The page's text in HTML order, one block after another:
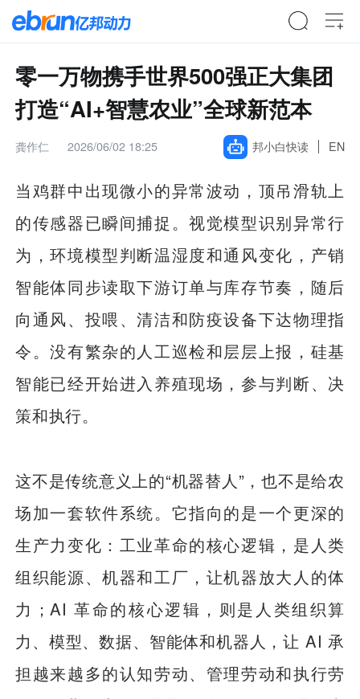
零一万物携手世界500强正大集团
打造“AI+智慧农业”全球新范本
龚作仁 2026/06/02 18:25 邦小白快读 EN
当鸡群中出现微小的异常波动，顶吊滑轨上
的传感器已瞬间捕捉。视觉模型识别异常行
为，环境模型判断温湿度和通风变化，产销
智能体同步读取下游订单与库存节奏，随后
向通风、投喂、清洁和防疫设备下达物理指
令。没有繁杂的人工巡检和层层上报，硅基
智能已经开始进入养殖现场，参与判断、决
策和执行。
这不是传统意义上的“机器替人”，也不是给农
场加一套软件系统。它指向的是一个更深的
生产力变化：工业革命的核心逻辑，是人类
组织能源、机器和工厂，让机器放大人的体
力；AI 革命的核心逻辑，则是人类组织算
力、模型、数据、智能体和机器人，让 AI 承
担越来越多的认知劳动、管理劳动和执行劳